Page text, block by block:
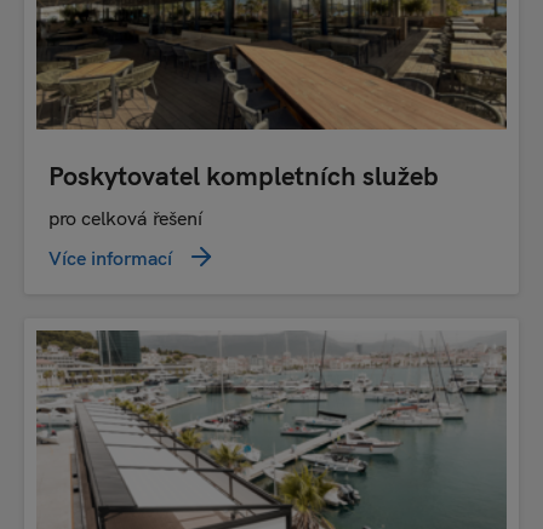
Poskytovatel kompletních služeb
pro celková řešení
Více informací